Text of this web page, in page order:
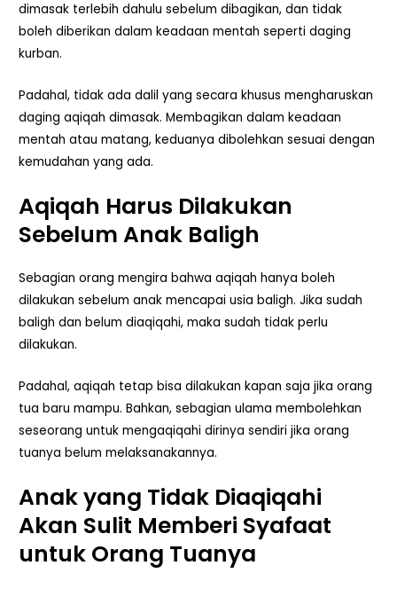
dimasak terlebih dahulu sebelum dibagikan, dan tidak
boleh diberikan dalam keadaan mentah seperti daging
kurban.
Padahal, tidak ada dalil yang secara khusus mengharuskan
daging aqiqah dimasak. Membagikan dalam keadaan
mentah atau matang, keduanya dibolehkan sesuai dengan
kemudahan yang ada.
Aqiqah Harus Dilakukan
Sebelum Anak Baligh
Sebagian orang mengira bahwa aqiqah hanya boleh
dilakukan sebelum anak mencapai usia baligh. Jika sudah
baligh dan belum diaqiqahi, maka sudah tidak perlu
dilakukan.
Padahal, aqiqah tetap bisa dilakukan kapan saja jika orang
tua baru mampu. Bahkan, sebagian ulama membolehkan
seseorang untuk mengaqiqahi dirinya sendiri jika orang
tuanya belum melaksanakannya.
Anak yang Tidak Diaqiqahi
Akan Sulit Memberi Syafaat
untuk Orang Tuanya